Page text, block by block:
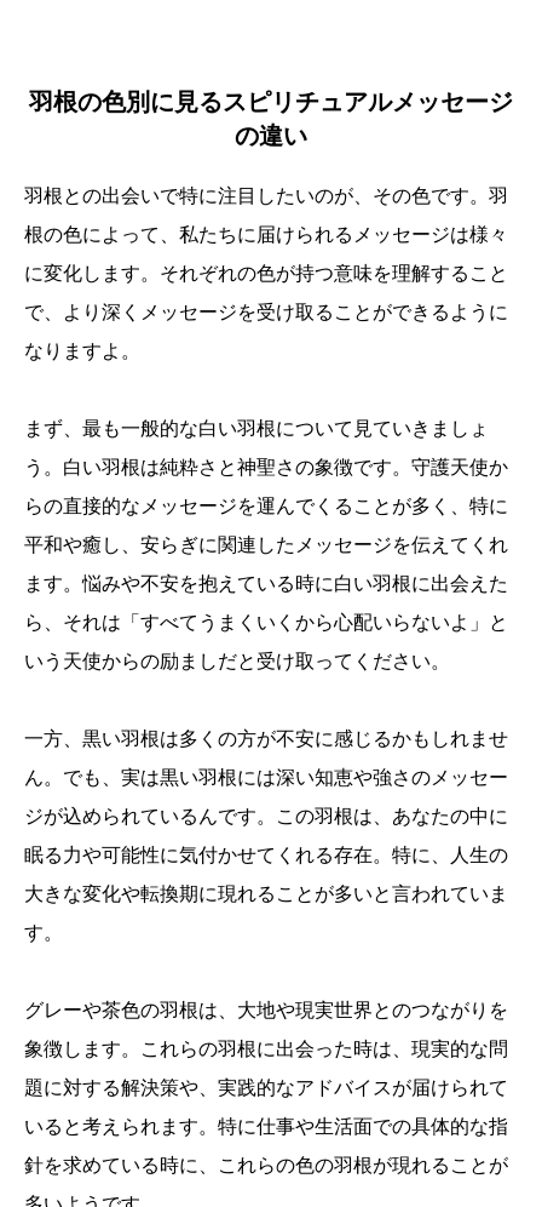
羽根の色別に見るスピリチュアルメッセージ
の違い
羽根との出会いで特に注目したいのが、その色です。羽
根の色によって、私たちに届けられるメッセージは様々
に変化します。それぞれの色が持つ意味を理解すること
で、より深くメッセージを受け取ることができるように
なりますよ。
まず、最も一般的な白い羽根について見ていきましょ
う。白い羽根は純粋さと神聖さの象徴です。守護天使か
らの直接的なメッセージを運んでくることが多く、特に
平和や癒し、安らぎに関連したメッセージを伝えてくれ
ます。悩みや不安を抱えている時に白い羽根に出会えた
ら、それは「すべてうまくいくから心配いらないよ」と
いう天使からの励ましだと受け取ってください。
一方、黒い羽根は多くの方が不安に感じるかもしれませ
ん。でも、実は黒い羽根には深い知恵や強さのメッセー
ジが込められているんです。この羽根は、あなたの中に
眠る力や可能性に気付かせてくれる存在。特に、人生の
大きな変化や転換期に現れることが多いと言われていま
す。
グレーや茶色の羽根は、大地や現実世界とのつながりを
象徴します。これらの羽根に出会った時は、現実的な問
題に対する解決策や、実践的なアドバイスが届けられて
いると考えられます。特に仕事や生活面での具体的な指
針を求めている時に、これらの色の羽根が現れることが